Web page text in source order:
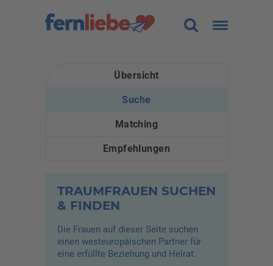
Haarfarbe
Sortierung
Übersicht
Suche
Matching
Empfehlungen
TRAUMFRAUEN SUCHEN
& FINDEN
Die Frauen auf dieser Seite suchen
einen westeuropäischen Partner für
eine erfüllte Beziehung und Heirat.